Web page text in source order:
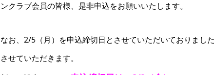
ンクラブ会員の皆様、是非申込をお願いいたします。
なお、2/5（月）を申込締切日とさせていただいておりまし
させていただきます。